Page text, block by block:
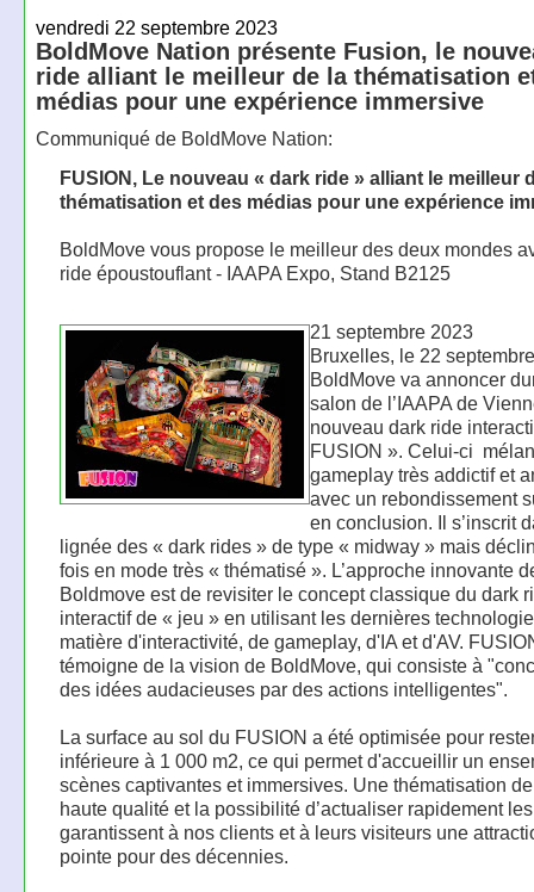
vendredi 22 septembre 2023
BoldMove Nation présente Fusion, le
ride alliant le meilleur de la thématisation
médias pour une expérience immersive
Communiqué de BoldMove Nation:
FUSION, Le nouveau « dark ride » alliant le meilleur
thématisation et des médias pour une expérience
BoldMove vous propose le meilleur des deux mondes
ride époustouflant - IAAPA Expo, Stand B2125
21 septembre 2023
Bruxelles, le 22
BoldMove va annoncer
salon de l’IAAPA de
nouveau dark ride
FUSION ». Celui-ci
gameplay très addictif et
avec un rebondissement
en conclusion. Il s’inscrit
lignée des « dark rides » de type « midway » mais
fois en mode très « thématisé ». L’approche innovante
Boldmove est de revisiter le concept classique du dark
interactif de « jeu » en utilisant les dernières
matière d'interactivité, de gameplay, d'IA et d'AV.
témoigne de la vision de BoldMove, qui consiste à
des idées audacieuses par des actions intelligentes".
La surface au sol du FUSION a été optimisée pour
inférieure à 1 000 m2, ce qui permet d'accueillir un
scènes captivantes et immersives. Une thématisation
haute qualité et la possibilité d’actualiser rapidement
garantissent à nos clients et à leurs visiteurs une
pointe pour des décennies.